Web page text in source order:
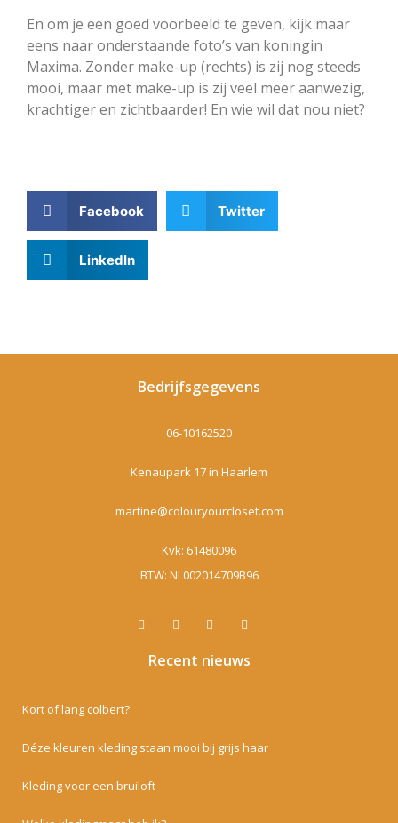
En om je een goed voorbeeld te geven, kijk maar
eens naar onderstaande foto’s van koningin
Maxima. Zonder make-up (rechts) is zij nog steeds
mooi, maar met make-up is zij veel meer aanwezig,
krachtiger en zichtbaarder! En wie wil dat nou niet?
Facebook Twitter
LinkedIn
Bedrijfsgegevens
06-10162520
Kenaupark 17 in Haarlem
martine@colouryourcloset.com
Kvk: 61480096
BTW: NL002014709B96
Recent nieuws
Kort of lang colbert?
Déze kleuren kleding staan mooi bij grijs haar
Kleding voor een bruiloft